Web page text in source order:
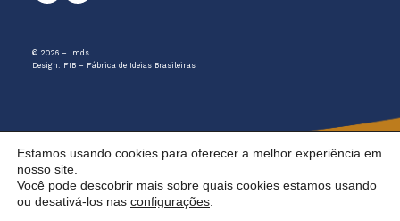
© 2026 – Imds
Design: FIB – Fábrica de Ideias Brasileiras
Estamos usando cookies para oferecer a melhor experiência em
nosso site.
Você pode descobrir mais sobre quais cookies estamos usando
ou desativá-los nas configurações